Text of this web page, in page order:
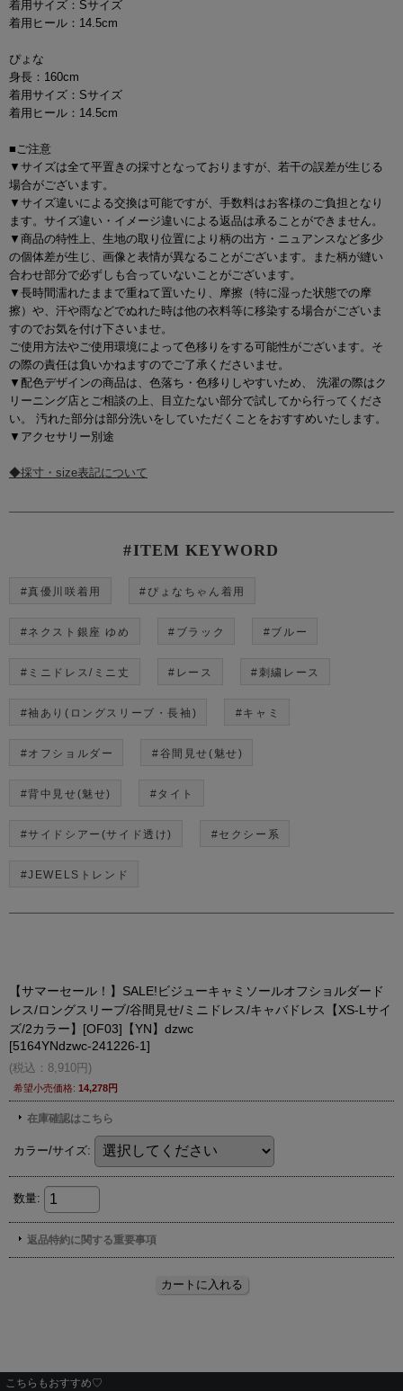
着用サイズ：Sサイズ
着用ヒール：14.5cm
ぴょな
身長：160cm
着用サイズ：Sサイズ
着用ヒール：14.5cm
■ご注意
▼サイズは全て平置きの採寸となっておりますが、若干の誤差が生じる
場合がございます。
▼サイズ違いによる交換は可能ですが、手数料はお客様のご負担となり
ます。サイズ違い・イメージ違いによる返品は承ることができません。
▼商品の特性上、生地の取り位置により柄の出方・ニュアンスなど多少
の個体差が生じ、画像と表情が異なることがございます。また柄が縫い
合わせ部分で必ずしも合っていないことがございます。
▼長時間濡れたままで重ねて置いたり、摩擦（特に湿った状態での摩
擦）や、汗や雨などでぬれた時は他の衣料等に移染する場合がございま
すのでお気を付け下さいませ。
ご使用方法やご使用環境によって色移りをする可能性がございます。そ
の際の責任は負いかねますのでご了承くださいませ。
▼配色デザインの商品は、色落ち・色移りしやすいため、 洗濯の際はク
リーニング店とご相談の上、目立たない部分で試してから行ってくださ
い。 汚れた部分は部分洗いをしていただくことをおすすめいたします。
▼アクセサリー別途
◆採寸・size表記について
#ITEM KEYWORD
#真優川咲着用 #ぴょなちゃん着用
#ネクスト銀座 ゆめ #ブラック #ブルー
#ミニドレス/ミニ丈 #レース #刺繍レース
#袖あり(ロングスリーブ・長袖) #キャミ
#オフショルダー #谷間見せ(魅せ)
#背中見せ(魅せ) #タイト
#サイドシアー(サイド透け) #セクシー系
#JEWELSトレンド
こちらもおすすめ♡